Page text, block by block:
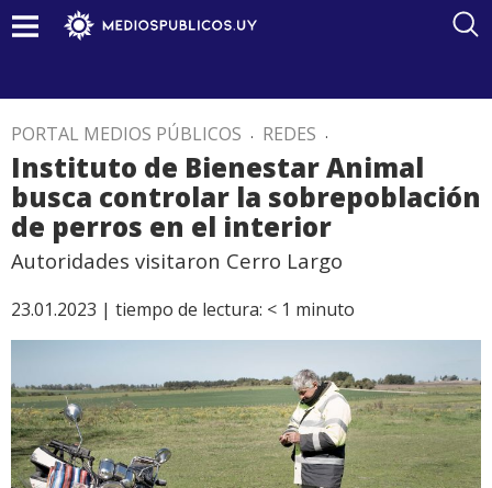
PORTAL MEDIOS PÚBLICOS . REDES .
Instituto de Bienestar Animal
busca controlar la sobrepoblación
de perros en el interior
Autoridades visitaron Cerro Largo
23.01.2023 | tiempo de lectura: < 1 minuto